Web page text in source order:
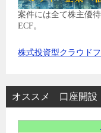
案件には全て株主優
ECF。
株式投資型クラウド
オススメ 口座開設